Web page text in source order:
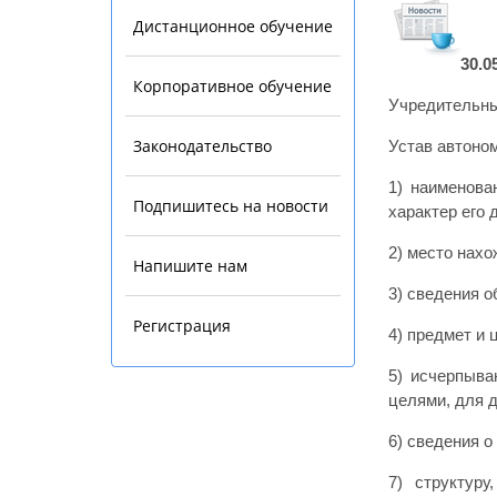
Дистанционное обучение
Корпоративное обучение
Законодательство
Подпишитесь на новости
Напишите нам
Регистрация
Устав
1)
характер его
2) место
3) сведения
4) предмет и
5)
целями, для
6) сведения
7)